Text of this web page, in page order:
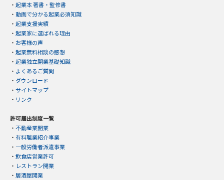
・ 起業本 著書・監修書
・ 動画で分かる起業必須知識
・ 起業支援実績
・ 起業家に選ばれる理由
・ お客様の声
・ 起業無料相談の感想
・ 起業独立開業基礎知識
・ よくあるご質問
・ ダウンロード
・ サイトマップ
・ リンク
許可届出制度一覧
・ 不動産業開業
・ 有料職業紹介事業
・ 一般労働者派遣事業
・ 飲食店営業許可
・ レストラン開業
・ 居酒屋開業